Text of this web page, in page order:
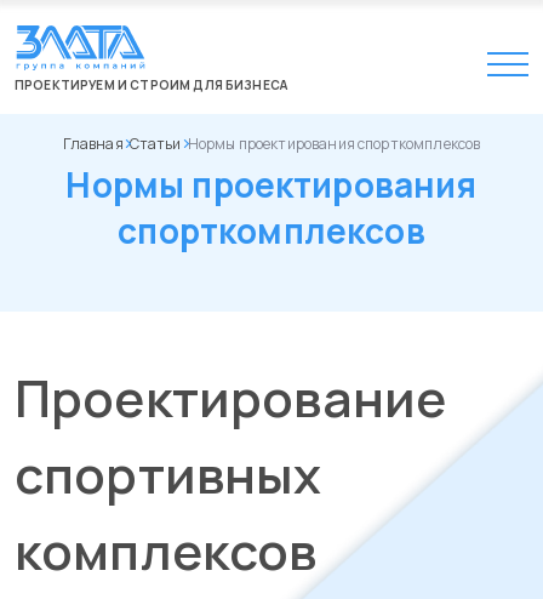
ПРОЕКТИРУЕМ И СТРОИМ ДЛЯ БИЗНЕСА
Главная Статьи Нормы проектирования спорткомплексов
Нормы проектирования
спорткомплексов
Проектирование
спортивных
комплексов